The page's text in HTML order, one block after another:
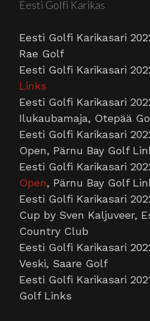
Eesti Golfi Karikas
Eesti Golfi Karikasari
Rae Golf
Eesti Golfi Karikasari
Links
Eesti Golfi Karikasari
Ilukaubamaja, Otepää
Eesti Golfi Karikasari
Open, Pärnu Bay Golf
Eesti Golfi Karikasari
Open, Pärnu Bay Golf
Eesti Golfi Karikasari
Cup by Sven Kaljuveer,
Country Club
Eesti Golfi Karikasari
Veski, Saare Golf
Eesti Golfi Karikasari
Golf Links